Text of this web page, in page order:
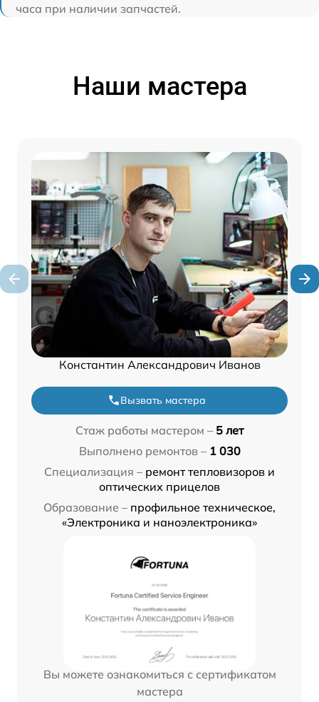
часа при наличии запчастей.
Наши мастера
Константин Александрович Иванов
Вызвать мастера
Стаж работы мастером – 5 лет
Выполнено ремонтов – 1 030
Специализация – ремонт тепловизоров и
оптических прицелов
Образование – профильное техническое,
«Электроника и наноэлектроника»
Вы можете ознакомиться с сертификатом
мастера